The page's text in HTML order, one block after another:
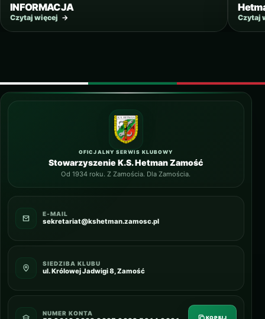
INFORMACJA
Czytaj więcej → Czytaj
OFICJALNY SERWIS KLUBOWY
Stowarzyszenie K.S. Hetman Zamość
Od 1934 roku. Z Zamościa. Dla Zamościa.
E-MAIL
sekretariat@kshetman.zamosc.pl
SIEDZIBA KLUBU
ul. Królowej Jadwigi 8, Zamość
NUMER KONTA
KOPIUJ